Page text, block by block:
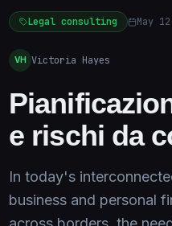
Legal consulting May
VH Victoria Hayes
e rischi da
In today's
business and personal